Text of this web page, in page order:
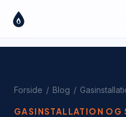
Forside / Blog /
GASINSTALLATION OG